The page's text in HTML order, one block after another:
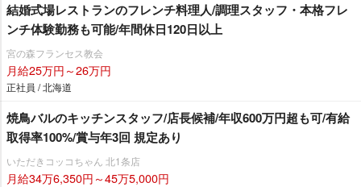
結婚式場レストランのフレンチ料理人/調理スタッフ・本格フレ
ンチ体験勤務も可能/年間休日120日以上
宮の森フランセス教会
月給25万円～26万円
正社員 / 北海道
焼鳥バルのキッチンスタッフ/店長候補/年収600万円超も可/有給
取得率100%/賞与年3回 規定あり
いただきコッコちゃん 北1条店
月給34万6,350円～45万5,000円